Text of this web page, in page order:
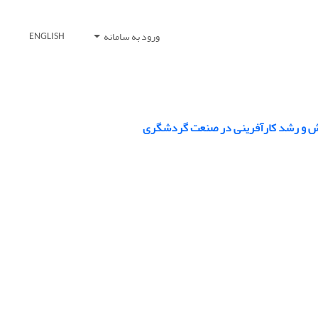
ورود به سامانه ENGLISH
و رشد کارآفرینی در صنعت گردشگری